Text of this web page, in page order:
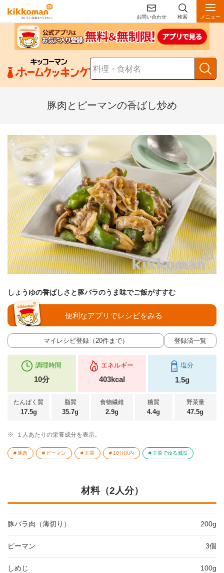
お問い合わせ 検索 メニュー
豚肉とピーマンの香ばし炒め
しょうゆの香ばしさと豚バラのうま味でご飯がすすむ
マイレシピ登録（20件まで） 登録済一覧
便利なアプリでレシピをみる
調理時間
10分
エネルギー
403kcal
塩分
1.5g
たんぱく質
17.5g
脂質
35.7g
食物繊維
2.9g
糖質
4.4g
野菜量
47.5g
※ １人あたりの栄養成分を表示。
豚肉 ピーマン 主菜 10分以内 主菜でゆる減塩
材料（2人分）
豚バラ肉（薄切り） 200g
ピーマン 3個
しめじ 100g